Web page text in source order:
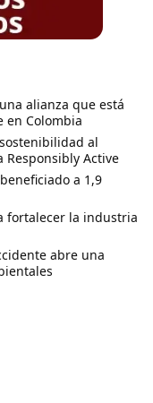
alianza que está
en Colombia
al
Active
a 1,9
fortalecer la industria
abre una